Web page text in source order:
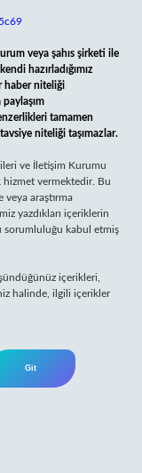
veya şahıs şirketi ile
hazırladığımız
haber niteliği
tamamen
niteliği taşımazlar.
ve İletişim Kurumu
hizmet vermektedir. Bu
araştırma
yazdıkları içeriklerin
sorumluluğu kabul etmiş
içerikleri,
halinde, ilgili içerikler